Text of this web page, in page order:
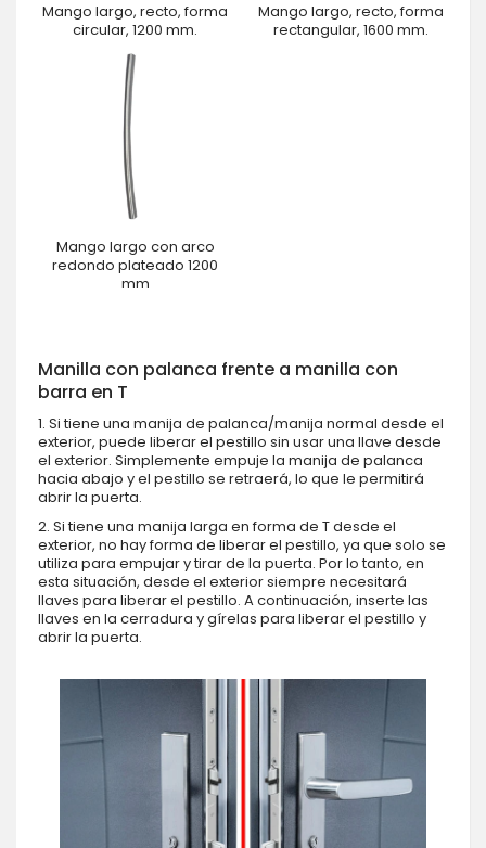
Mango largo, recto, forma
circular, 1200 mm.
Mango largo, recto, forma
rectangular, 1600 mm.
Mango largo con arco
redondo plateado 1200
mm
Manilla con palanca frente a manilla con
barra en T
1. Si tiene una manija de palanca/manija normal desde el
exterior, puede liberar el pestillo sin usar una llave desde
el exterior. Simplemente empuje la manija de palanca
hacia abajo y el pestillo se retraerá, lo que le permitirá
abrir la puerta.
2. Si tiene una manija larga en forma de T desde el
exterior, no hay forma de liberar el pestillo, ya que solo se
utiliza para empujar y tirar de la puerta. Por lo tanto, en
esta situación, desde el exterior siempre necesitará
llaves para liberar el pestillo. A continuación, inserte las
llaves en la cerradura y gírelas para liberar el pestillo y
abrir la puerta.